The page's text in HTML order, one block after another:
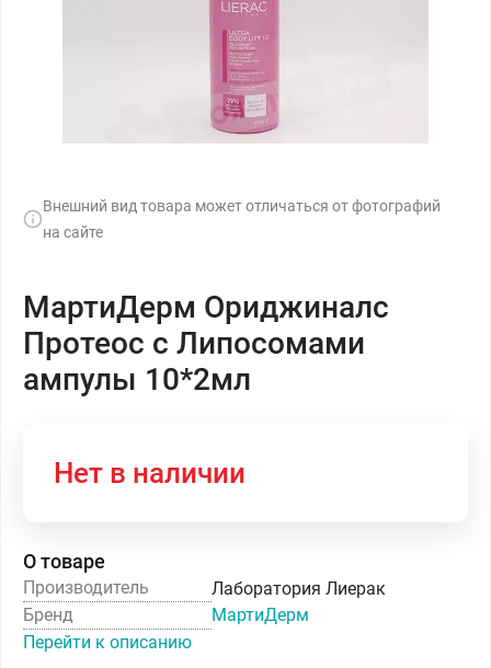
Внешний вид товара может отличаться от фотографий
на сайте
МартиДерм Ориджиналс
Протеос с Липосомами
ампулы 10*2мл
Нет в наличии
О товаре
Производитель
Лаборатория Лиерак
Бренд
МартиДерм
Перейти к описанию